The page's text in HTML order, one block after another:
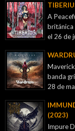
A
británica
el 26 de
banda
28 de
(2023)
Impure